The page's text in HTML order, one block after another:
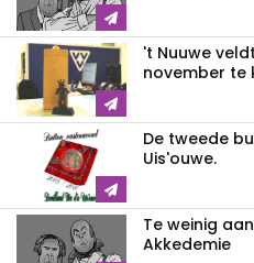
't Nuuwe
november te
De tweede
Uis'ouwe.
Te weinig
Akkedemie